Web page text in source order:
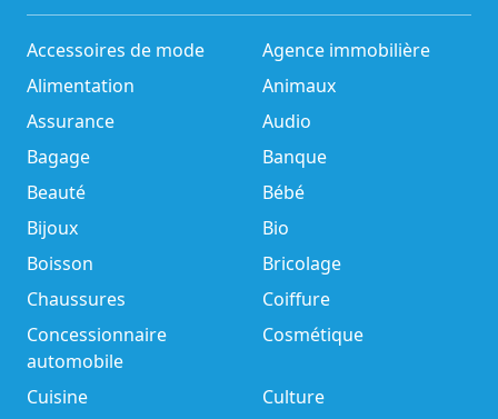
Accessoires de mode
Agence immobilière
Alimentation
Animaux
Assurance
Audio
Bagage
Banque
Beauté
Bébé
Bijoux
Bio
Boisson
Bricolage
Chaussures
Coiffure
Concessionnaire
automobile
Cosmétique
Cuisine
Culture